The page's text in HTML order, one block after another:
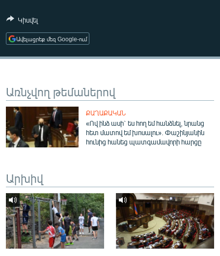
ՄԵԿՆԱԲԱՆՈՒԹՅՈՒՆ
ՏՏ ԵՒ ԻՆՏԵՐՆԵՏ
ԲԱՆԱՎԵՃ
ՁԳՏԵԼՈՎ ԼԱՎԱԳՈՒՅՆԻՆ
ՓՈԴՔԱՍԹ
English
Русский
ՀԵՏԵՎԵՔ ՄԵԶ
Կիսվել
Ավելացրեք մեզ Google-ում
Առնչվող թեմաներով
ՔԱՂԱՔԱԿԱՆ
«Ով ինձ ասի` ես հող եմ հանձնել, նրանց
հետ մատով եմ խոսալու». Փաշինյանին
հունից հանեց պատգամավորի հարցը
Արխիվ